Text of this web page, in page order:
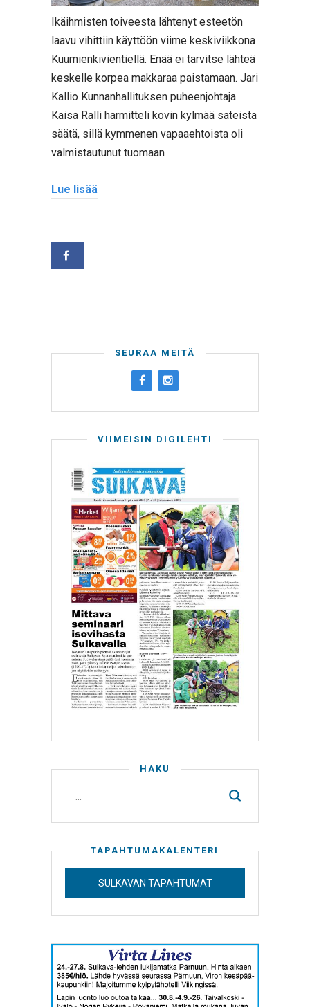
Ikäihmisten toiveesta lähtenyt esteetön
laavu vihittiin käyttöön viime keskiviikkona
Kuumienkivientiellä. Enää ei tarvitse lähteä
keskelle korpea makkaraa paistamaan. Jari
Kallio Kunnanhallituksen puheenjohtaja
Kaisa Ralli harmitteli kovin kylmää sateista
säätä, sillä kymmenen vapaaehtoista oli
valmistautunut tuomaan
Lue lisää
SEURAA MEITÄ
VIIMEISIN DIGILEHTI
HAKU
TAPAHTUMAKALENTERI
SULKAVAN TAPAHTUMAT